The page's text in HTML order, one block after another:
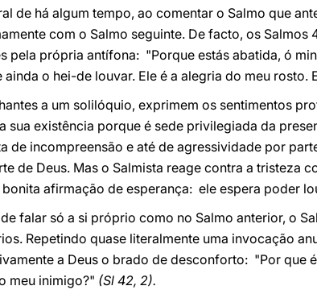
de há algum tempo, ao comentar o Salmo que
com o Salmo seguinte. De facto, os Salmos
pela própria antífona: "Porque estás abatida, ó
ainda o hei-de louvar. Ele é a alegria do meu rosto.
a um solilóquio, exprimem os sentimentos
sua existência porque é sede privilegiada da
de incompreensão e até de agressividade por
de Deus. Mas o Salmista reage contra a tristeza
afirmação de esperança: ele espera poder
falar só a si próprio como no Salmo anterior, o
Repetindo quase literalmente uma invocação
a Deus o brado de desconforto: "Por que
meu inimigo?" (Sl 42, 2).